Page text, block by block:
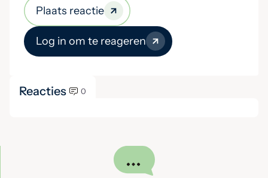
Plaats reactie
Log in om te reageren
Reacties 0